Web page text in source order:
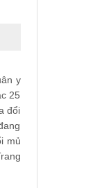
y
25
đổi
mủ